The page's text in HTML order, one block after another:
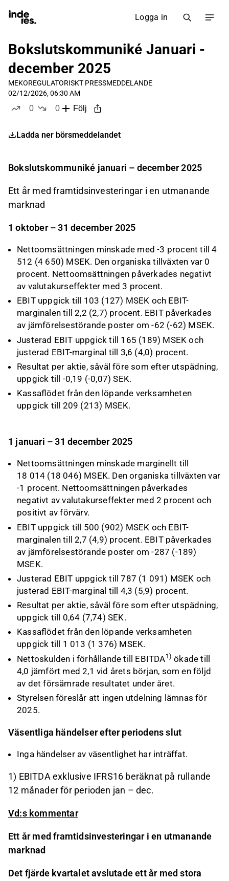
Logga in
Bokslutskommuniké Januari -
december 2025
MEKOREGULATORISKT PRESSMEDDELANDE
02/12/2026, 06:30 AM
0
0
Följ
Ladda ner börsmeddelandet
Bokslutskommuniké januari – december 2025
Ett år med framtidsinvesteringar i en utmanande
marknad
1 oktober – 31 december 2025
Nettoomsättningen minskade med -3 procent till 4
512 (4 650) MSEK. Den organiska tillväxten var 0
procent. Nettoomsättningen påverkades negativt
av valutakurseffekter med 3 procent.
EBIT uppgick till 103 (127) MSEK och EBIT-
marginalen till 2,2 (2,7) procent. EBIT påverkades
av jämförelsestörande poster om -62 (-62) MSEK.
Justerad EBIT uppgick till 165 (189) MSEK och
justerad EBIT-marginal till 3,6 (4,0) procent.
Resultat per aktie, såväl före som efter utspädning,
uppgick till -0,19 (-0,07) SEK.
Kassaflödet från den löpande verksamheten
uppgick till 209 (213) MSEK.
1 januari – 31 december 2025
Nettoomsättningen minskade marginellt till
18 014 (18 046) MSEK. Den organiska tillväxten var
-1 procent. Nettoomsättningen påverkades
negativt av valutakurseffekter med 2 procent och
positivt av förvärv.
EBIT uppgick till 500 (902) MSEK och EBIT-
marginalen till 2,7 (4,9) procent. EBIT påverkades
av jämförelsestörande poster om -287 (-189)
MSEK.
Justerad EBIT uppgick till 787 (1 091) MSEK och
justerad EBIT-marginal till 4,3 (5,9) procent.
Resultat per aktie, såväl före som efter utspädning,
uppgick till 0,64 (7,74) SEK.
Kassaflödet från den löpande verksamheten
uppgick till 1 013 (1 376) MSEK.
Nettoskulden i förhållande till EBITDA1) ökade till
4,0 jämfört med 2,1 vid årets början, som en följd
av det försämrade resultatet under året.
Styrelsen föreslår att ingen utdelning lämnas för
2025.
Väsentliga händelser efter periodens slut
Inga händelser av väsentlighet har inträffat.
1) EBITDA exklusive IFRS16 beräknat på rullande
12 månader för perioden jan – dec.
Vd:s kommentar
Ett år med framtidsinvesteringar i en utmanande
marknad
Det fjärde kvartalet avslutade ett år med stora